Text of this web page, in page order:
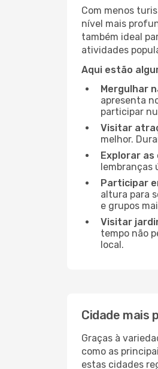
Com menos
nível mais
também ideal
atividades
Aqui estão
Mergulhar
apresenta
participar
Visitar
melhor.
Explorar as
lembranças
Participar
altura para
e grupos
Visitar
tempo não
local.
Cidade mais
Graças à
como as
estas cidades